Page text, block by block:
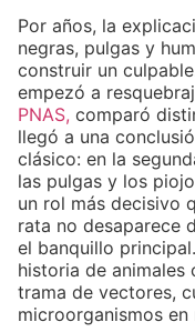
Por años, la
negras, pulgas y
construir un
empezó a
PNAS, comparó
llegó a una
clásico: en la
las pulgas y los
un rol más decisivo
rata no desaparece
el banquillo
historia de animales
trama de vectores,
microorganismos en